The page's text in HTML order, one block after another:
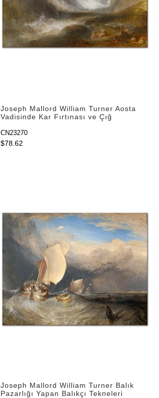
Joseph Mallord William Turner Aosta
Vadisinde Kar Fırtınası ve Çığ
CN23270
$78.62
Joseph Mallord William Turner Balık
Pazarlığı Yapan Balıkçı Tekneleri